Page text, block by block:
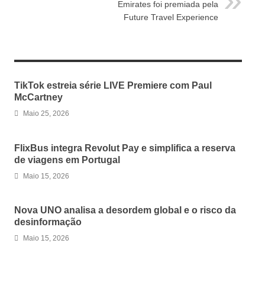
Emirates foi premiada pela
Future Travel Experience
TikTok estreia série LIVE Premiere com Paul
McCartney
Maio 25, 2026
FlixBus integra Revolut Pay e simplifica a reserva
de viagens em Portugal
Maio 15, 2026
Nova UNO analisa a desordem global e o risco da
desinformação
Maio 15, 2026